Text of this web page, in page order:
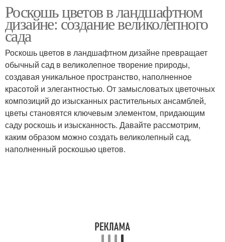
Роскошь цветов в ландшафтном
дизайне: создание великолепного
сада
Роскошь цветов в ландшафтном дизайне превращает
обычный сад в великолепное творение природы,
создавая уникальное пространство, наполненное
красотой и элегантностью. От замысловатых цветочных
композиций до изысканных растительных ансамблей,
цветы становятся ключевым элементом, придающим
саду роскошь и изысканность. Давайте рассмотрим,
каким образом можно создать великолепный сад,
наполненный роскошью цветов.